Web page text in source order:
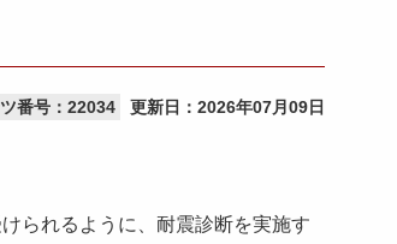
番号：22034 更新日： 2026年07月09日
られるように、耐震診断を実施す